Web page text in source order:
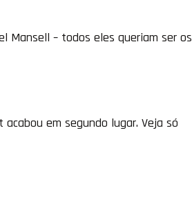
Mansell – todos eles queriam ser os
em segundo lugar. Veja só